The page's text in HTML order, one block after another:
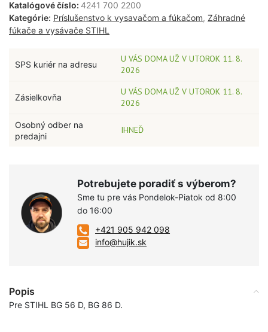
Katalógové číslo: 4241 700 2200
Kategórie: Príslušenstvo k vysavačom a fúkačom, Záhradné
fúkače a vysávače STIHL
SPS kuriér na adresu
U VÁS DOMA UŽ V UTOROK 11. 8.
2026
Zásielkovňa
U VÁS DOMA UŽ V UTOROK 11. 8.
2026
Osobný odber na
predajni
IHNEĎ
Potrebujete poradiť s výberom?
Sme tu pre vás Pondelok-Piatok od 8:00
do 16:00
+421 905 942 098
info@hujik.sk
Popis
Pre STIHL BG 56 D, BG 86 D.